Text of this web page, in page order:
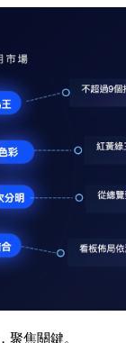
聚焦關鍵。